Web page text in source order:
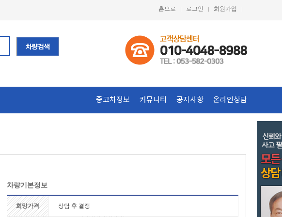
홈으로 로그인 회원가입
중고차정보 커뮤니티 공지사항 온라인상담
차량기본정보
희망가격 상담 후 결정